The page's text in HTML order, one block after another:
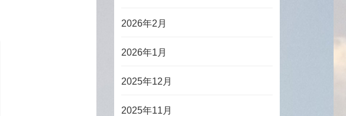
2026年2月
2026年1月
2025年12月
2025年11月